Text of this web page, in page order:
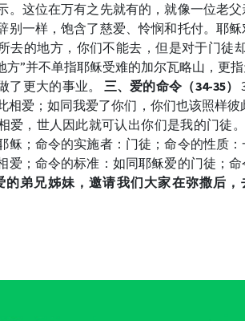
。这位在万有之先就有的，就像一位老
别一样，饱含了慈爱、怜悯和托付。耶
去的地方，你们不能去，但是对于门徒
方”并不单指耶稣受难的加尔瓦略山，更
了更大的事业。 三、爱的命令（34-35）
相爱；如同我爱了你们，你们也该照样彼
爱，世人因此就可认出你们是我的门徒
稣；命令的实施者：门徒；命令的性质
爱；命令的标准：如同耶稣爱的门徒；
的弟兄姊妹，邀请我们大家在弥撒后